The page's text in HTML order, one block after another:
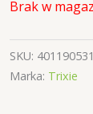
Brak w
SKU:
Marka: Trixie